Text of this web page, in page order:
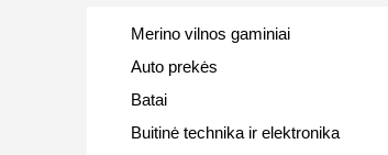
Merino vilnos gaminiai
Auto prekės
Batai
Buitinė technika ir elektronika